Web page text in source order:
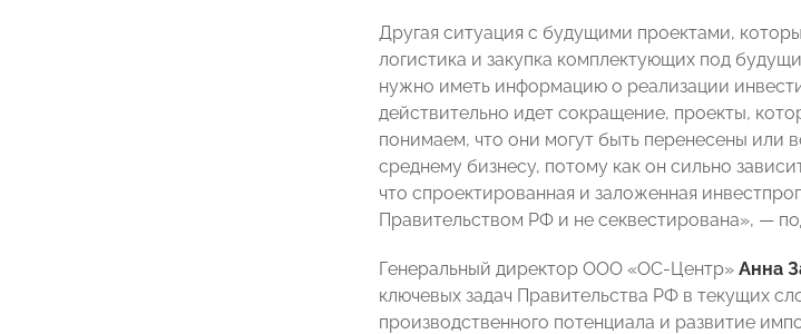
Другая ситуация с будущими проектами,
логистика и закупка комплектующих под
нужно иметь информацию о реализации
действительно идет сокращение, проекты,
понимаем, что они могут быть перенесены
среднему бизнесу, потому как он сильно
что спроектированная и заложенная
Правительством РФ и не секвестирована», —
Генеральный директор ООО «ОС-Центр» Анна
ключевых задач Правительства РФ в текущих
производственного потенциала и развитие